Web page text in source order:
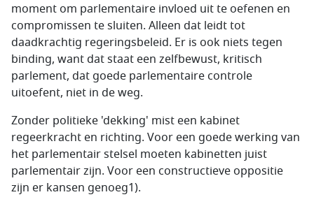
moment om parlementaire invloed uit te oefenen en
compromissen te sluiten. Alleen dat leidt tot
daadkrachtig regeringsbeleid. Er is ook niets tegen
binding, want dat staat een zelfbewust, kritisch
parlement, dat goede parlementaire controle
uitoefent, niet in de weg.
Zonder politieke 'dekking' mist een kabinet
regeerkracht en richting. Voor een goede werking van
het parlementair stelsel moeten kabinetten juist
parlementair zijn. Voor een constructieve oppositie
zijn er kansen genoeg1).